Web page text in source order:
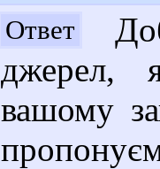
Ответ
джерел,
вашому